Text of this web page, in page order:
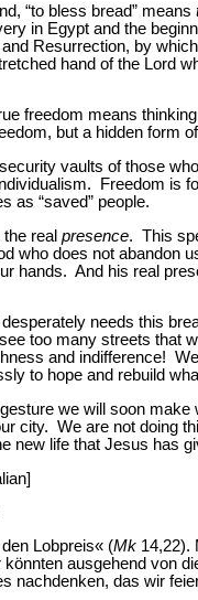
“to bless bread” means
in Egypt and the
Resurrection, by
hand of the Lord
freedom means
but a hidden form
vaults of those
Freedom is
as “saved” people.
the real presence. This
who does not abandon
hands. And his real
needs this
too many streets that
and indifference!
to hope and rebuild
we will soon
city. We are not doing
new life that Jesus has
Lobpreis« (Mk 14,22).
ausgehend von
nachdenken, das wir